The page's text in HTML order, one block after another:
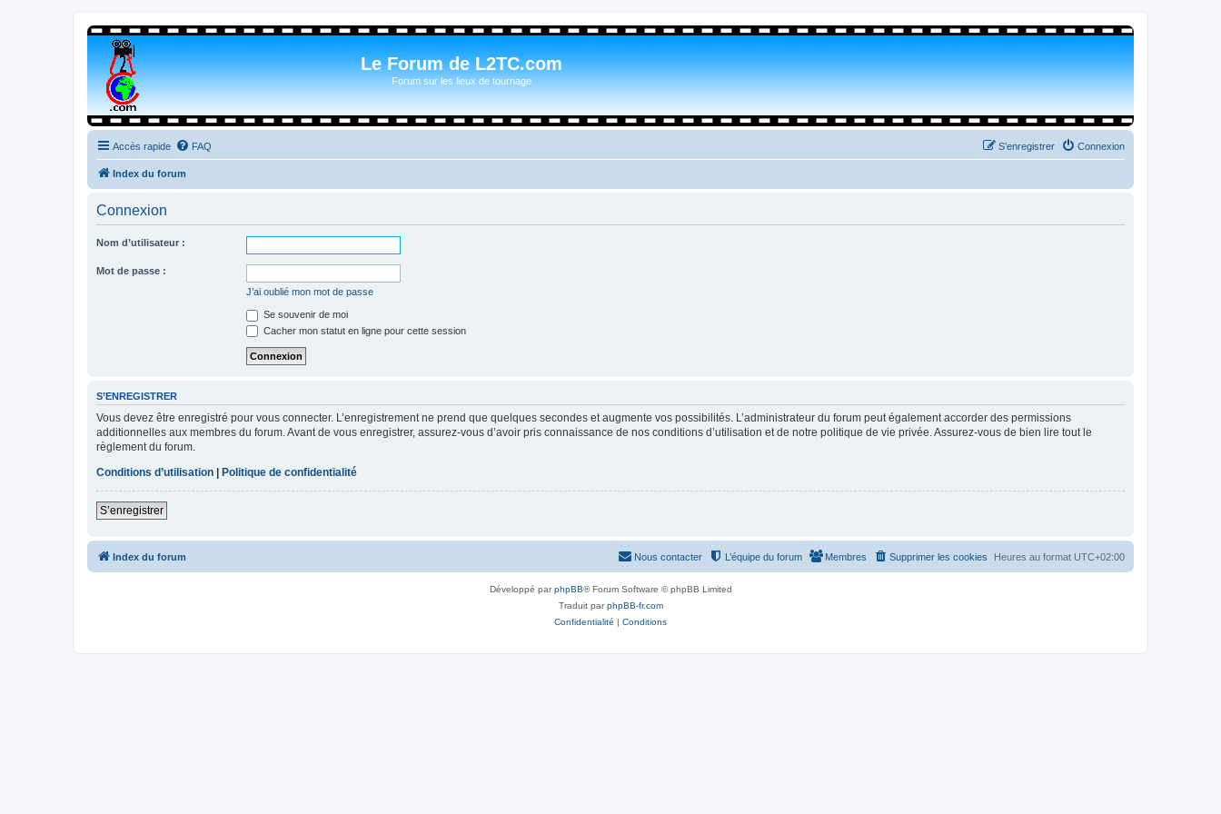
Le Forum de L2TC.com
Forum sur les lieux de tournage
Accès rapide FAQ Connexion
S’enregistrer
Index du forum
Connexion
Nom d’utilisateur :
Mot de passe :
J’ai oublié mon mot de passe
Se souvenir de moi
Cacher mon statut en ligne pour cette session
S’ENREGISTRER
Vous devez être enregistré pour vous connecter. L’enregistrement ne prend que quelques secondes et augmente vos possibilités. L’administrateur du forum peut également accorder des permissions
additionnelles aux membres du forum. Avant de vous enregistrer, assurez-vous d’avoir pris connaissance de nos conditions d’utilisation et de notre politique de vie privée. Assurez-vous de bien lire tout le
règlement du forum.
Conditions d’utilisation | Politique de confidentialité
S’enregistrer
Index du forum Heures au format UTC+02:00
Supprimer les cookies
Membres
L’équipe du forum
Nous contacter
Développé parphpBB® Forum Software © phpBB Limited
Traduit parphpBB-fr.com
Confidentialité | Conditions